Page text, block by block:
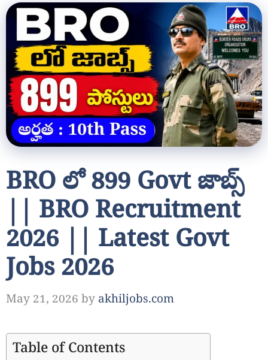
BRO లో 899 Govt జాబ్స్
|| BRO Recruitment
2026 || Latest Govt
Jobs 2026
May 21, 2026 by akhiljobs.com
Table of Contents